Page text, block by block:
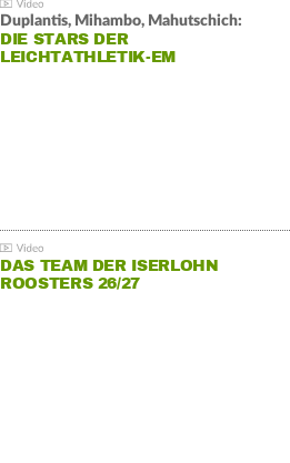
Duplantis, Mihambo, Mahutschich:
DIE STARS DER
LEICHTATHLETIK-EM
DAS TEAM DER ISERLOHN
ROOSTERS 26/27